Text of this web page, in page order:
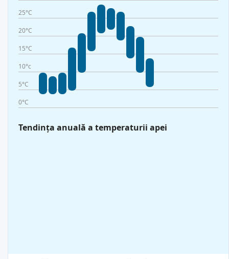
25°C
20°C
15°C
10°c
5°C
0°C
Tendința anuală a temperaturii apei